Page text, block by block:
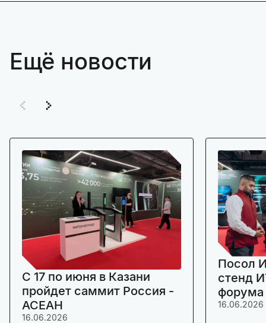
Ещё новости
C 17 по июня в Казани
пройдет саммит Россия -
АСЕАН
16.06.2026
Посол
стенд
16.06.2026